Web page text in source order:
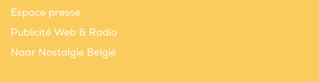
Espace presse
Publicité Web & Radio
Naar Nostalgie België